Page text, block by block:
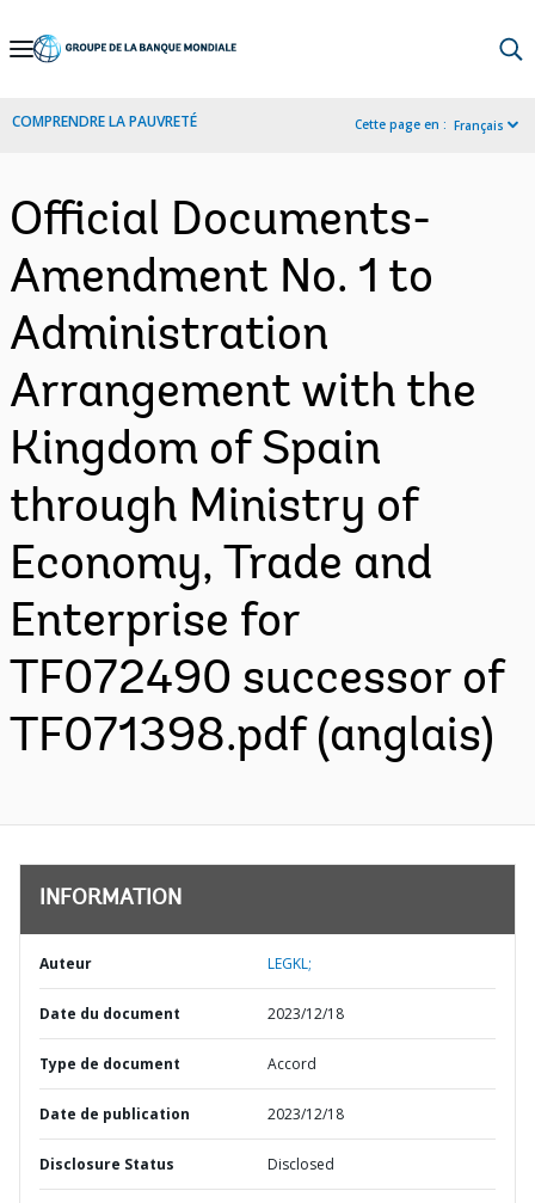
Skip
Navigation
COMPRENDRE LA PAUVRETÉ Cette page en : Français
Official Documents-
Amendment No. 1 to
Administration
Arrangement with the
Kingdom of Spain
through Ministry of
Economy, Trade and
Enterprise for
TF072490 successor of
TF071398.pdf (anglais)
INFORMATION
Auteur LEGKL;
Date du document 2023/12/18
Type de document Accord
Date de publication 2023/12/18
Disclosure Status Disclosed